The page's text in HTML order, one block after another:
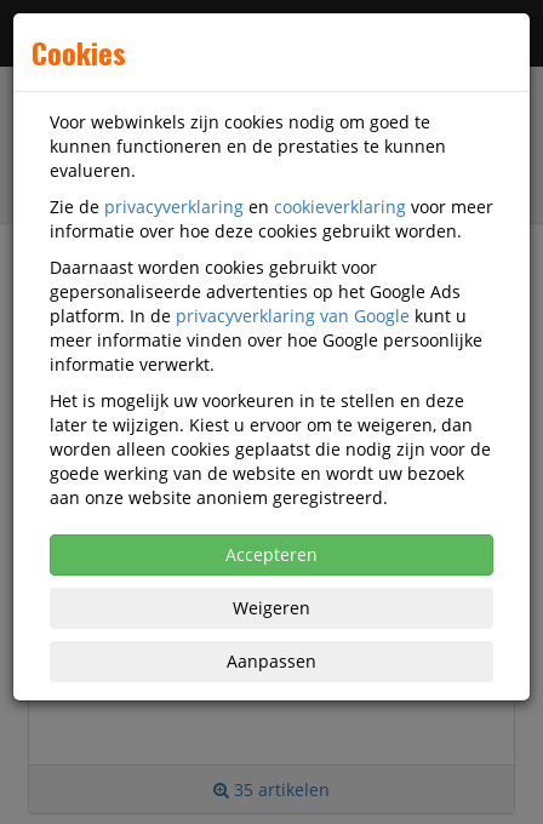
filter
Papierwaren Laserprinterpapier
Laserprinterpapier
Laserpapier
35 artikelen
Cookies
Voor webwinkels zijn cookies nodig om goed te
kunnen functioneren en de prestaties te kunnen
evalueren.
Zie de privacyverklaring en cookieverklaring voor meer
informatie over hoe deze cookies gebruikt worden.
Daarnaast worden cookies gebruikt voor
gepersonaliseerde advertenties op het Google Ads
platform. In de privacyverklaring van Google kunt u
meer informatie vinden over hoe Google persoonlijke
informatie verwerkt.
Het is mogelijk uw voorkeuren in te stellen en deze
later te wijzigen. Kiest u ervoor om te weigeren, dan
worden alleen cookies geplaatst die nodig zijn voor de
goede werking van de website en wordt uw bezoek
aan onze website anoniem geregistreerd.
Accepteren
Weigeren
Aanpassen